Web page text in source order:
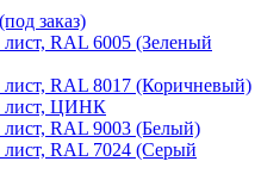
заказ)
RAL 6005 (Зеленый
RAL 8017 (Коричневый)
лист, ЦИНК
RAL 9003 (Белый)
RAL 7024 (Серый